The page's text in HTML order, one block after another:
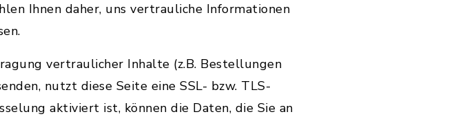
Ihnen daher, uns vertrauliche Informationen
vertraulicher Inhalte (z.B. Bestellungen
nutzt diese Seite eine SSL- bzw. TLS-
aktiviert ist, können die Daten, die Sie an